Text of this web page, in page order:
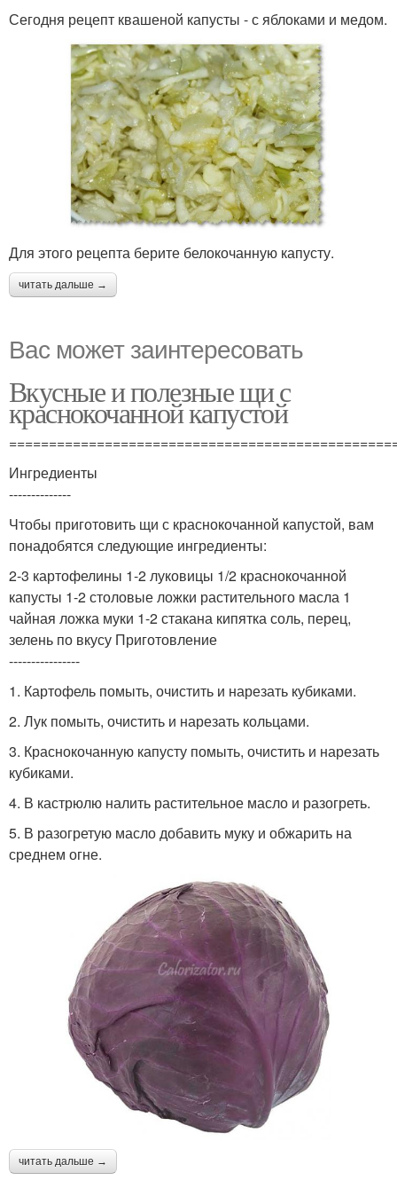
Сегодня рецепт квашеной капусты - с яблоками и медом.
Для этого рецепта берите белокочанную капусту.
читать дальше →
Вас может заинтересовать
Вкусные и полезные щи с
краснокочанной капустой
Ингредиенты
--------------
Чтобы приготовить щи с краснокочанной капустой, вам
понадобятся следующие ингредиенты:
2-3 картофелины 1-2 луковицы 1/2 краснокочанной
капусты 1-2 столовые ложки растительного масла 1
чайная ложка муки 1-2 стакана кипятка соль, перец,
зелень по вкусу Приготовление
----------------
1. Картофель помыть, очистить и нарезать кубиками.
2. Лук помыть, очистить и нарезать кольцами.
3. Краснокочанную капусту помыть, очистить и нарезать
кубиками.
4. В кастрюлю налить растительное масло и разогреть.
5. В разогретую масло добавить муку и обжарить на
среднем огне.
читать дальше →